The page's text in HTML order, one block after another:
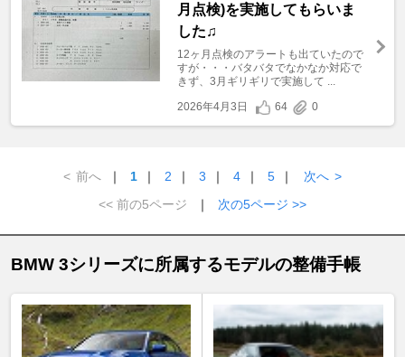
月点検)を実施してもらいま
した♫
12ヶ月点検のアラートも出ていたので
すが・・・バタバタでなかなか対応で
きず、3月ギリギリで実施して ...
2026年4月3日
64 0
< 前へ ｜ 1 ｜ 2 ｜ 3 ｜ 4 ｜ 5 ｜ 次へ >
<< 前の5ページ
｜ 次の5ページ >>
BMW 3シリーズに所属するモデルの整備手帳